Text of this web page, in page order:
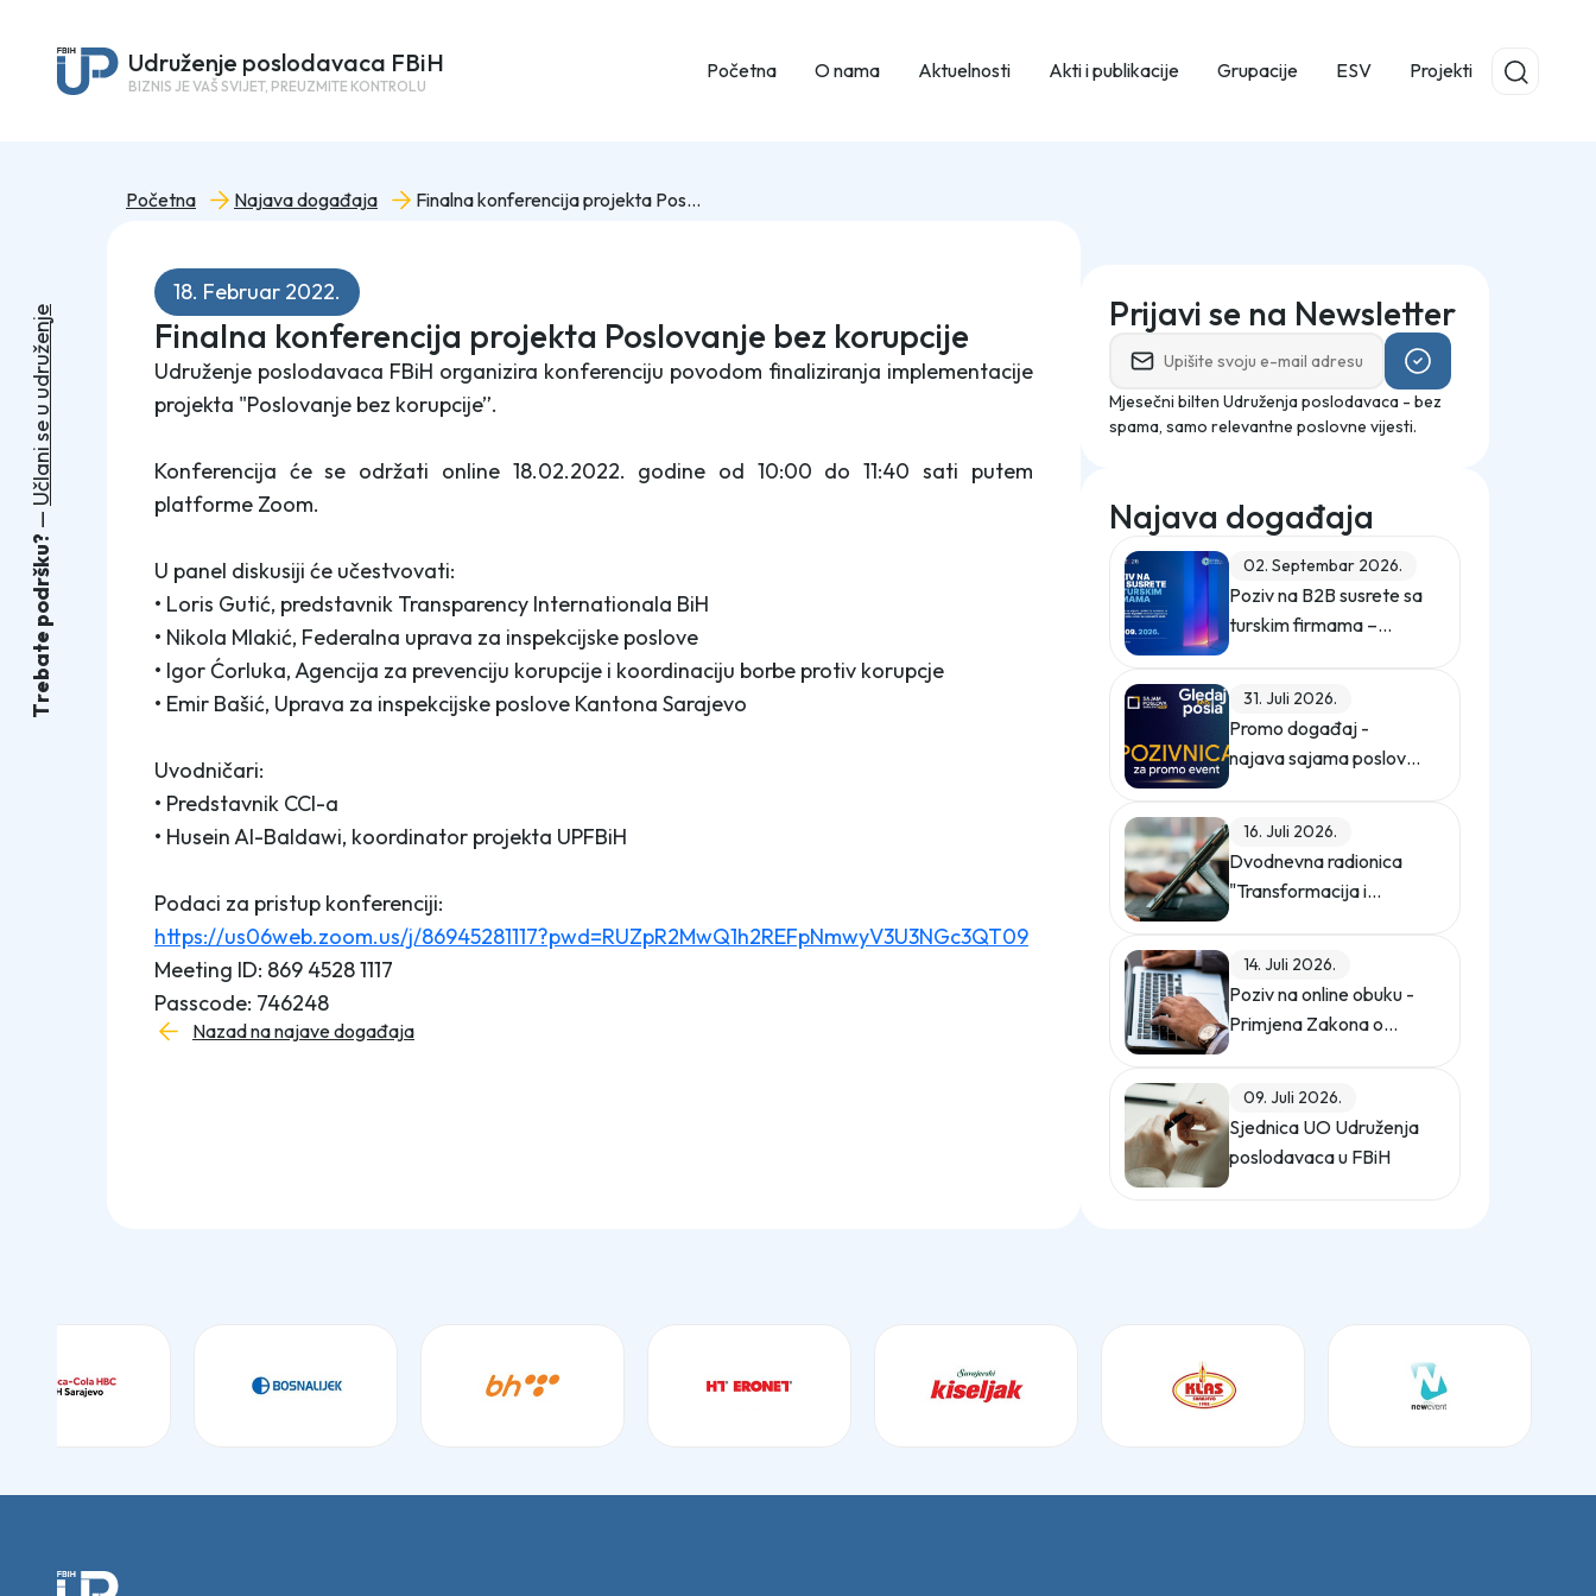
Udruženje poslodavaca FBiH
BIZNIS JE VAŠ SVIJET, PREUZMITE KONTROLU
Početna O nama Aktuelnosti Akti i publikacije Grupacije ESV Projekti
Početna Najava događaja Finalna konferencija projekta Poslovanje bez korupcije
18. Februar 2022.
Finalna konferencija projekta Poslovanje bez korupcije
Udruženje poslodavaca FBiH organizira konferenciju povodom finaliziranja implementacije
projekta "Poslovanje bez korupcije”.
Konferencija će se održati online 18.02.2022. godine od 10:00 do 11:40 sati putem
platforme Zoom.
U panel diskusiji će učestvovati:
• Loris Gutić, predstavnik Transparency Internationala BiH
• Nikola Mlakić, Federalna uprava za inspekcijske poslove
• Igor Ćorluka, Agencija za prevenciju korupcije i koordinaciju borbe protiv korupcje
• Emir Bašić, Uprava za inspekcijske poslove Kantona Sarajevo
Uvodničari:
• Predstavnik CCI-a
• Husein Al-Baldawi, koordinator projekta UPFBiH
Podaci za pristup konferenciji:
https://us06web.zoom.us/j/86945281117?pwd=RUZpR2MwQ1h2REFpNmwyV3U3NGc3QT09
Meeting ID: 869 4528 1117
Passcode: 746248
Nazad na najave događaja
Prijavi se na Newsletter
Mjesečni bilten Udruženja poslodavaca - bez
spama, samo relevantne poslovne vijesti.
Najava događaja
02. Septembar 2026.
Poziv na B2B susrete sa
turskim firmama –
ZEPS 2026
31. Juli 2026.
Promo događaj -
najava sajama poslova
"Gledaj sebi posla"
16. Juli 2026.
Dvodnevna radionica
"Transformacija i
digitalizacija
14. Juli 2026.
Poziv na online obuku -
Primjena Zakona o
09. Juli 2026.
Sjednica UO Udruženja
poslodavaca u FBiH
T
r
e
b
a
t
e
p
o
d
r
š
k
u
?
U
č
l
a
n
i
s
e
u
u
d
r
u
ž
e
n
j
e